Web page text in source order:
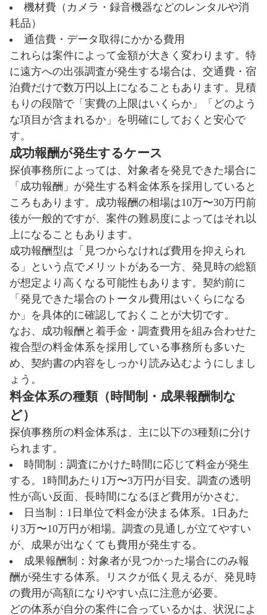
機材費（カメラ・録音機器などのレンタルや消
耗品）
通信費・データ取得にかかる費用
これらは案件によって金額が大きく変わります。特
に遠方への出張調査が発生する場合は、交通費・宿
泊費だけで数万円以上になることもあります。見積
もりの段階で「実費の上限はいくらか」「どのよう
な項目が含まれるか」を明確にしておくと安心で
す。
成功報酬が発生するケース
探偵事務所によっては、対象者を発見できた場合に
「成功報酬」が発生する料金体系を採用していると
ころもあります。成功報酬の相場は10万〜30万円前
後が一般的ですが、案件の難易度によってはそれ以
上になることもあります。
成功報酬型は「見つからなければ費用を抑えられ
る」という点でメリットがある一方、発見時の総額
が想定より高くなる可能性もあります。契約前に
「発見できた場合のトータル費用はいくらになる
か」を具体的に確認しておくことが大切です。
なお、成功報酬と着手金・調査費用を組み合わせた
複合型の料金体系を採用している事務所も多いた
め、契約書の内容をしっかり読み込むようにしまし
ょう。
料金体系の種類（時間制・成果報酬制な
ど）
探偵事務所の料金体系は、主に以下の3種類に分け
られます。
時間制：調査にかけた時間に応じて料金が発生
する。1時間あたり1万〜3万円が目安。調査の透明
性が高い反面、長時間になるほど費用がかさむ。
日当制：1日単位で料金が決まる体系。1日あた
り3万〜10万円が相場。調査の見通しが立てやすい
が、成果が出なくても費用が発生する。
成果報酬制：対象者が見つかった場合にのみ報
酬が発生する体系。リスクが低く見えるが、発見時
の費用が高額になりやすい点に注意が必要。
どの体系が自分の案件に合っているかは、状況によ